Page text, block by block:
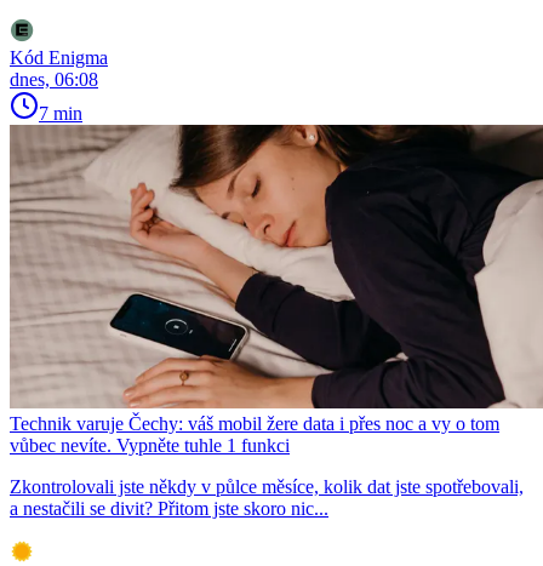
Kód Enigma
dnes, 06:08
7 min
Technik varuje Čechy: váš mobil žere data i přes noc a vy o tom
vůbec nevíte. Vypněte tuhle 1 funkci
Zkontrolovali jste někdy v půlce měsíce, kolik dat jste spotřebovali,
a nestačili se divit? Přitom jste skoro nic...